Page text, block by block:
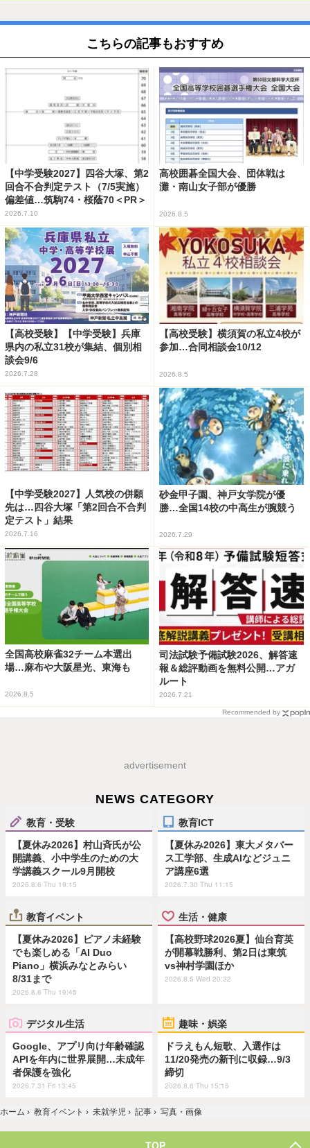
こちらの記事もおすすめ
【中学受験2027】四谷大塚、第2
回合不合判定テスト（7/5実施）
偏差値…筑駒74・桜蔭70＜PR＞
2026.7.10
高校囲碁全国大会、団体戦は
灘・南山女子部が優勝
2026.8.5
【高校受験】【中学受験】兵庫
県内の私立31校が集結、個別相
談会9/6
2026.7.28
【高校受験】横須賀の私立4校が
参加…合同相談会10/12
2026.8.5
【中学受験2027】人気校の併願
先は…四谷大塚「第2回合不合判
定テスト」結果
2026.7.16
砂金甲子園、神戸女学院が優
勝…全国14校の中高生が腕競う
2026.7.29
全国高校麻雀32チーム本選出
場…麻布や大阪星光、東海も
2026.8.5
司法試験予備試験2026、解答速
報＆総評動画を無料公開…アガ
ルート
2026.7.21
Recommended by
advertisement
NEWS CATEGORY
教育・受験
【夏休み2026】村山斉氏が公
開講義、小中学生のための大
学講義スクール9月開校
2026.8.6 Thu 19:15
教育ICT
【夏休み2026】東大メタバー
ス工学部、生成AIなどジュニ
ア講座6選
2026.7.30 Thu 11:15
教育イベント
【夏休み2026】ピアノ未経験
でも楽しめる「AI Duo
Piano」横浜みなとみらい
8/31まで
2026.8.6 Thu 19:45
生活・健康
【高校野球2026夏】仙台育英
が開幕戦勝利、第2日は東筑
vs神村学園ほか
2026.8.5 Wed 20:32
デジタル生活
Google、アプリ向け年齢確認
APIを年内に世界展開…未成年
者保護を強化
2026.7.31 Fri 13:45
趣味・娯楽
ドラえもん短歌、入選作は
11/20発売の新刊に収録…9/3
締切
2026.8.6 Thu 15:15
ホーム › 教育イベント › 未就学児 › 記事 › 写真・画像
TOP